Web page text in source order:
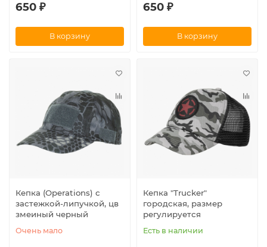
650 ₽
В корзину
650 ₽
В корзину
Кепка (Operations) с
застежкой-липучкой, цв
змеиный черный
Очень мало
Кепка "Trucker"
городская, размер
регулируется
Есть в наличии